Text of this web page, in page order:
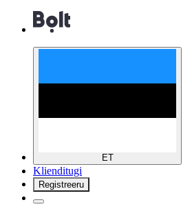
ET
Klienditugi
Registreeru